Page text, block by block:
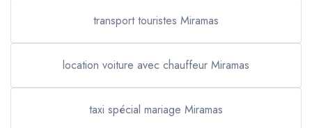
transport touristes Miramas
location voiture avec chauffeur Miramas
taxi spécial mariage Miramas